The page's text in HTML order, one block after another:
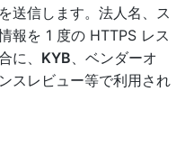
送信します。法人名、ス
報を 1 度の HTTPS レス
に、 KYB、ベンダーオ
スレビュー等で利用され